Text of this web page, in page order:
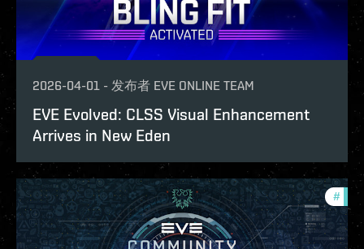
2026-04-01 - 发布者 EVE ONLINE TEAM
EVE Evolved: CLSS Visual Enhancement
Arrives in New Eden
#